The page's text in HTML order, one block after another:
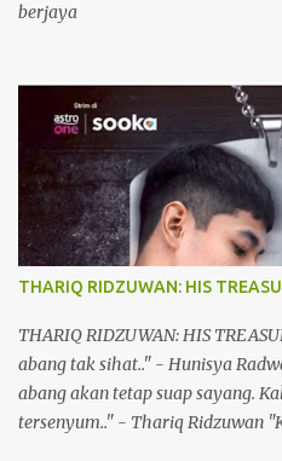
berjaya
THARIQ RIDZUWAN: HIS
THARIQ RIDZUWAN: HIS
abang tak sihat.." - Hunisya
abang akan tetap suap sayang.
tersenyum.." - Thariq Ridzuwan